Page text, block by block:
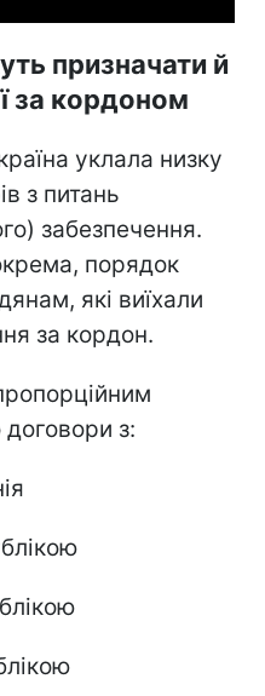
призначати й
за кордоном
уклала низку
з питань
забезпечення.
порядок
які виїхали
за кордон.
з: